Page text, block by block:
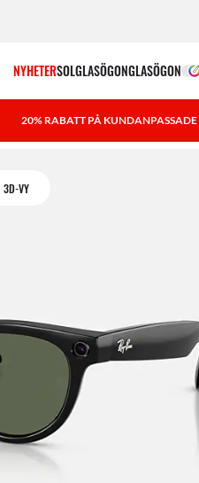
NYHETERSOLGLASÖGONGLASÖGON
20% RABATT PÅ
3D-VY